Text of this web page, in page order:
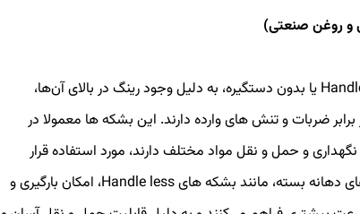
بشکه های Handle less یا بدون دستگیره، به دلیل وجود رینگ در بالای آن‌ها،
برابر ضربات و تنش های وارده دارند. این بشکه ها معمولا در
نگهداری و حمل و نقل مواد مختلف دارند، مورد استفاده قرار
می‌گیرند. بشکه های دهانه بسته، مانند بشکه های Handle less، امکان بارگیری و